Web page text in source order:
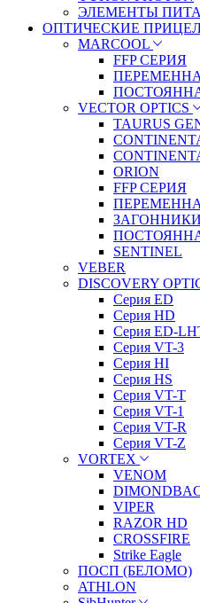
ЭЛЕМЕНТЫ
ОПТИЧЕСКИЕ
MARCOOL
FFP СЕРИЯ
VECTOR OPTICS
TAURUS
ORION
FFP СЕРИЯ
ЗАГОННИКИ
SENTINEL
VEBER
DISCOVERY
Серия ED
Серия HD
Серия ED-
Серия VT-3
Серия HI
Серия HS
Серия VT-T
Серия VT-1
Серия VT-R
Серия VT-Z
VORTEX
VENOM
VIPER
RAZOR HD
CROSSFIRE
Strike Eagle
ПОСП (БЕЛОМО)
ATHLON